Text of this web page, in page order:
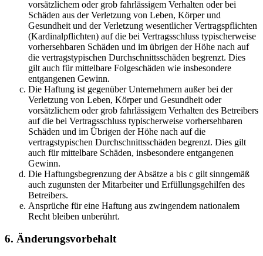
vorsätzlichem oder grob fahrlässigem Verhalten oder bei
Schäden aus der Verletzung von Leben, Körper und
Gesundheit und der Verletzung wesentlicher Vertragspflichten
(Kardinalpflichten) auf die bei Vertragsschluss typischerweise
vorhersehbaren Schäden und im übrigen der Höhe nach auf
die vertragstypischen Durchschnittsschäden begrenzt. Dies
gilt auch für mittelbare Folgeschäden wie insbesondere
entgangenen Gewinn.
Die Haftung ist gegenüber Unternehmern außer bei der
Verletzung von Leben, Körper und Gesundheit oder
vorsätzlichem oder grob fahrlässigem Verhalten des Betreibers
auf die bei Vertragsschluss typischerweise vorhersehbaren
Schäden und im Übrigen der Höhe nach auf die
vertragstypischen Durchschnittsschäden begrenzt. Dies gilt
auch für mittelbare Schäden, insbesondere entgangenen
Gewinn.
Die Haftungsbegrenzung der Absätze a bis c gilt sinngemäß
auch zugunsten der Mitarbeiter und Erfüllungsgehilfen des
Betreibers.
Ansprüche für eine Haftung aus zwingendem nationalem
Recht bleiben unberührt.
6. Änderungsvorbehalt